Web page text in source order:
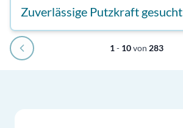
Zuverlässige Putzkraft gesucht
1- 10von 283